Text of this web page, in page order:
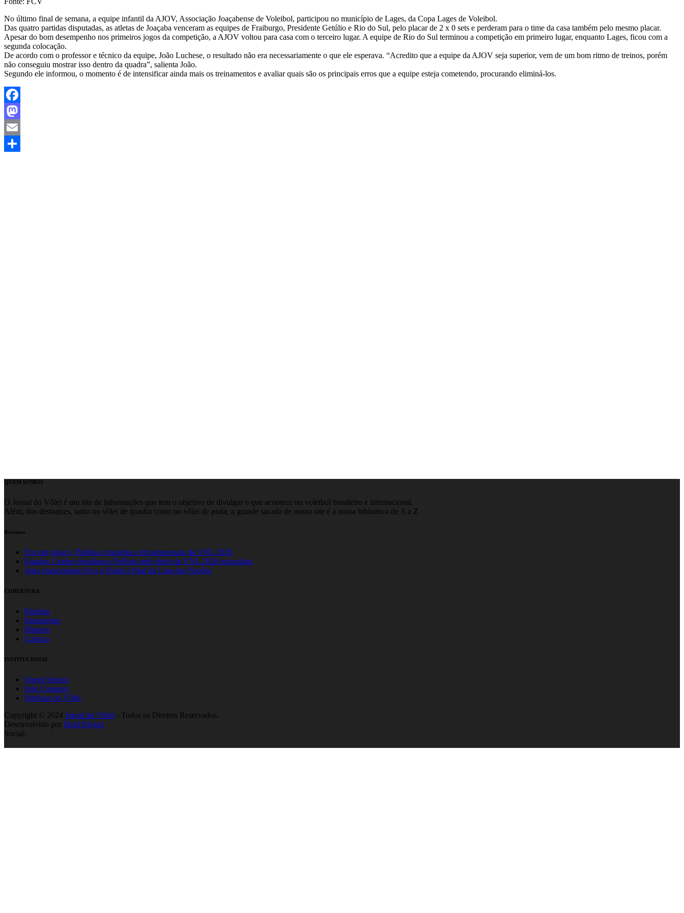
No último final de semana, a equipe infantil da AJOV, Associação Joaçabense de Voleibol, participou no município de Lages, da Copa Lages de Voleibol.
Das quatro partidas disputadas, as atletas de Joaçaba venceram as equipes de Fraiburgo, Presidente Getúlio e Rio do Sul, pelo placar de 2 x 0 sets e perderam para o time da casa também pelo mesmo placar.
Apesar do bom desempenho nos primeiros jogos da competição, a AJOV voltou para casa com o terceiro lugar. A equipe de Rio do Sul terminou a competição em primeiro lugar, enquanto Lages, ficou com a
segunda colocação.
De acordo com o professor e técnico da equipe, João Luchese, o resultado não era necessariamente o que ele esperava. “Acredito que a equipe da AJOV seja superior, vem de um bom ritmo de treinos, porém
não conseguiu mostrar isso dentro da quadra”, salienta João.
Segundo ele informou, o momento é de intensificar ainda mais os treinamentos e avaliar quais são os principais erros que a equipe esteja cometendo, procurando eliminá-los.
Facebook
Mastodon
Email
QUEM SOMOS
O Jornal do Vôlei é um site de informações que tem o objetivo de divulgar o que acontece no voleibol brasileiro e internacional.
Além, dos destaques, tanto no vôlei de quadra como no vôlei de praia, a grande sacada de nosso site é a nossa biblioteca de A a Z
Recentes
Em um jogaço, Polônia conquista o tricampeonato da VNL 2026
Estados Unidos desafiam a Polônia pelo título da VNL 2026 masculina
Jogo emocionante leva o Brasil à final da Liga das Nações
COBERTURA
Paulista
Paranaense
Mineiro
Carioca
INSTITUCIONAL
Quem Somos
Fale Conosco
Notícias do Vôlei
Copyright © 2024 Jornal do Vôlei - Todos os Direitos Reservados.
Desenvolvido por Pixel Project
Social: